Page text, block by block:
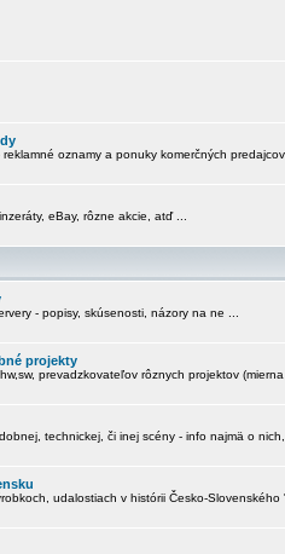
oznamy a ponuky komerčných predajcov
eBay, rôzne akcie, atď ...
- popisy, skúsenosti, názory na ne ...
projekty
prevadzkovateľov rôznych projektov
technickej, či inej scény - info najmä o
udalostiach v histórii Česko-Slovenského